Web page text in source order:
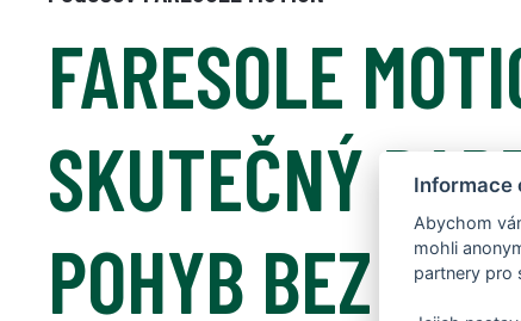
FARESOLE
SKUTEČNÝ
POHYB BEZ
Informace
Abychom
mohli
partnery pro